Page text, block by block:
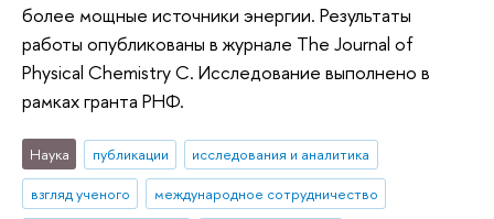
более мощные источники энергии. Результаты
работы опубликованы в журнале The Journal of
Physical Chemistry C. Исследование выполнено в
рамках гранта РНФ.
Наука публикации
исследования и аналитика
взгляд ученого
международное сотрудничество